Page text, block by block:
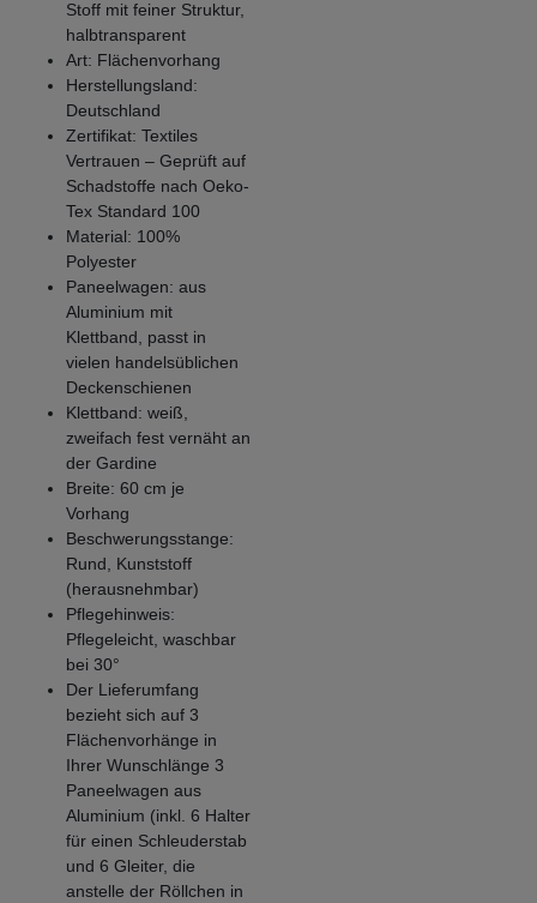
Stoff mit feiner Struktur,
halbtransparent
Art: Flächenvorhang
Herstellungsland:
Deutschland
Zertifikat: Textiles
Vertrauen – Geprüft auf
Schadstoffe nach Oeko-
Tex Standard 100
Material: 100%
Polyester
Paneelwagen: aus
Aluminium mit
Klettband, passt in
vielen handelsüblichen
Deckenschienen
Klettband: weiß,
zweifach fest vernäht an
der Gardine
Breite: 60 cm je
Vorhang
Beschwerungsstange:
Rund, Kunststoff
(herausnehmbar)
Pflegehinweis:
Pflegeleicht, waschbar
bei 30°
Der Lieferumfang
bezieht sich auf 3
Flächenvorhänge in
Ihrer Wunschlänge 3
Paneelwagen aus
Aluminium (inkl. 6 Halter
für einen Schleuderstab
und 6 Gleiter, die
anstelle der Röllchen in